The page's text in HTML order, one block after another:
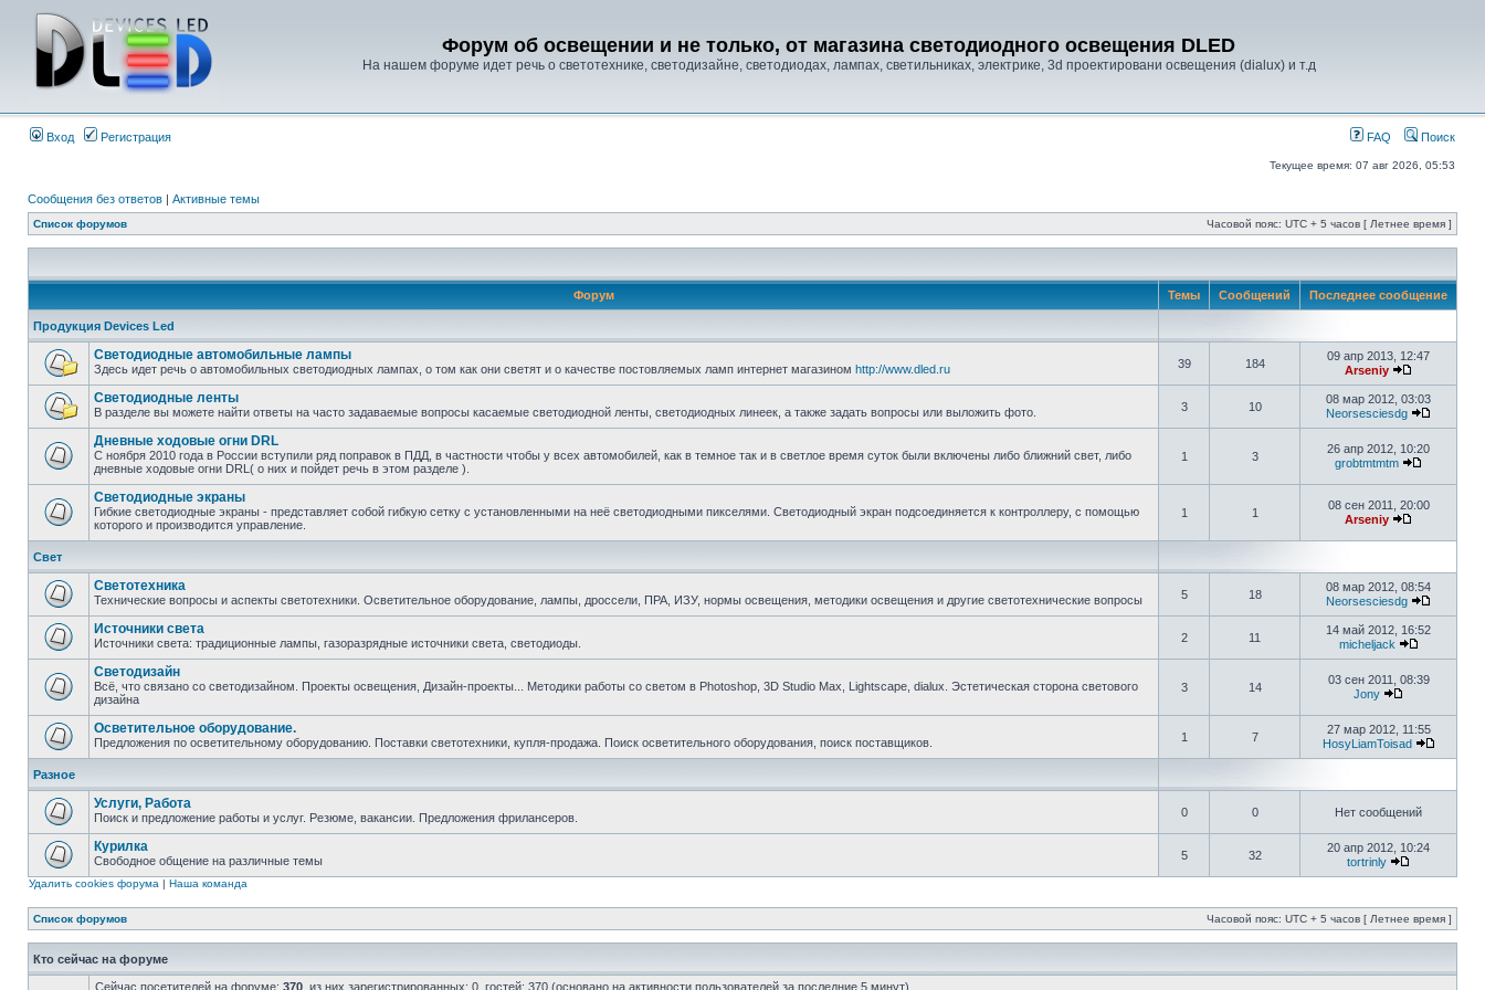
Форум об освещении и не только, от магазина светодиодного освещения DLED
На нашем форуме идет речь о светотехнике, светодизайне, светодиодах, лампах, светильниках, электрике, 3d проектировани освещения (dialux) и т.д
Вход Регистрация FAQ Поиск
Текущее время: 07 авг 2026, 05:53
Сообщения без ответов | Активные темы
Список форумов Часовой пояс: UTC + 5 часов [ Летнее время ]
Форум Темы Сообщений Последнее сообщение
Продукция Devices Led
Светодиодные автомобильные лампы
Здесь идет речь о автомобильных светодиодных лампах, о том как они светят и о качестве постовляемых ламп интернет магазином http://www.dled.ru 39 184
09 апр 2013, 12:47
Arseniy
Светодиодные ленты
В разделе вы можете найти ответы на часто задаваемые вопросы касаемые светодиодной ленты, светодиодных линеек, а также задать вопросы или выложить фото. 3 10
08 мар 2012, 03:03
Neorsesciesdg
Дневные ходовые огни DRL
С ноября 2010 года в России вступили ряд поправок в ПДД, в частности чтобы у всех автомобилей, как в темное так и в светлое время суток были включены либо ближний свет, либо
дневные ходовые огни DRL( о них и пойдет речь в этом разделе ).
1 3
26 апр 2012, 10:20
grobtmtmtm
Светодиодные экраны
Гибкие светодиодные экраны - представляет собой гибкую сетку с установленными на неё светодиодными пикселями. Светодиодный экран подсоединяется к контроллеру, с помощью
которого и производится управление.
1 1
08 сен 2011, 20:00
Arseniy
Свет
Светотехника
Технические вопросы и аспекты светотехники. Осветительное оборудование, лампы, дроссели, ПРА, ИЗУ, нормы освещения, методики освещения и другие светотехнические вопросы 5 18
08 мар 2012, 08:54
Neorsesciesdg
Источники света
Источники света: традиционные лампы, газоразрядные источники света, светодиоды. 2 11
14 май 2012, 16:52
micheljack
Светодизайн
Всё, что связано со светодизайном. Проекты освещения, Дизайн-проекты... Методики работы со светом в Photoshop, 3D Studio Max, Lightscape, dialux. Эстетическая сторона светового
дизайна
3 14
03 сен 2011, 08:39
Jony
Осветительное оборудование.
Предложения по осветительному оборудованию. Поставки светотехники, купля-продажа. Поиск осветительного оборудования, поиск поставщиков. 1 7
27 мар 2012, 11:55
HosyLiamToisad
Разное
Услуги, Работа
Поиск и предложение работы и услуг. Резюме, вакансии. Предложения фрилансеров. 0 0 Нет сообщений
Курилка
Свободное общение на различные темы 5 32
20 апр 2012, 10:24
tortrinly
Удалить cookies форума | Наша команда
Список форумов Часовой пояс: UTC + 5 часов [ Летнее время ]
Кто сейчас на форуме
Сейчас посетителей на форуме: 370 , из них зарегистрированных: 0, гостей: 370 (основано на активности пользователей за последние 5 минут)